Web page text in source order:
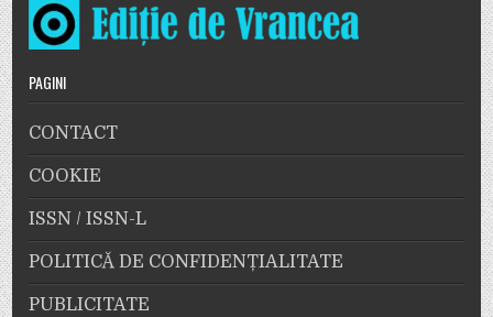
PAGINI
CONTACT
COOKIE
ISSN / ISSN-L
POLITICĂ DE CONFIDENȚIALITATE
PUBLICITATE